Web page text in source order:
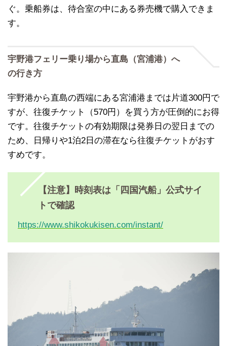
ぐ。乗船券は、待合室の中にある券売機で購入できま
す。
宇野港フェリー乗り場から直島（宮浦港）へ
の行き方
宇野港から直島の西端にある宮浦港までは片道300円で
すが、往復チケット（570円）を買う方が圧倒的にお得
です。往復チケットの有効期限は発券日の翌日までの
ため、日帰りや1泊2日の滞在なら往復チケットがおす
すめです。
【注意】時刻表は「四国汽船」公式サイ
トで確認
https://www.shikokukisen.com/instant/